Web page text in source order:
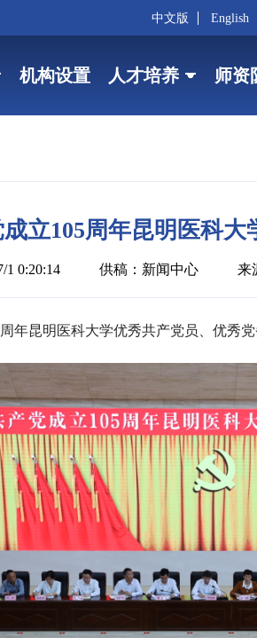
中文版 English
机构设置 人才培养 师资
立105周年昆明医科
1 0:20:14 供稿：新闻中心 来
年昆明医科大学优秀共产党员、优秀